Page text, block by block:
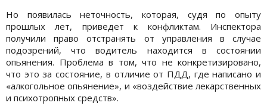
Но появилась неточность, которая, судя по опыту
прошлых лет, приведет к конфликтам. Инспектора
получили право отстранять от управления в случае
подозрений, что водитель находится в состоянии
опьянения. Проблема в том, что не конкретизировано,
что это за состояние, в отличие от ПДД, где написано и
«алкогольное опьянение», и «воздействие лекарственных
и психотропных средств».